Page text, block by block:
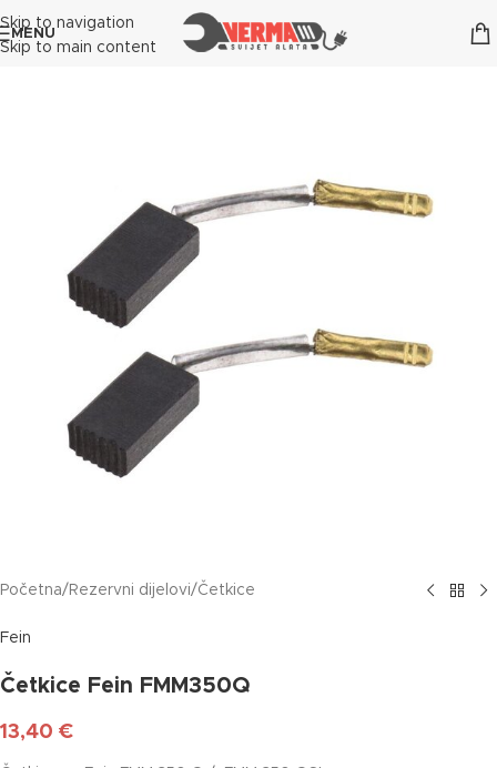
Skip to navigation
Skip to main content
MENU
Početna/ Rezervni dijelovi/Četkice
Fein
Četkice Fein FMM350Q
13,40 €